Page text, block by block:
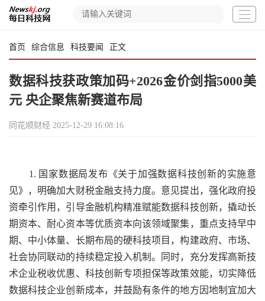
首页 综合信息 科技要闻 正文
数据科技获政策加码+2026金价剑指5000美
元 央企聚焦新赛道布局
同花顺财经 2025-12-29 16:08:16
1. 国家数据局发布《关于加强数据科技创新的实施意
见》，明确加大财税金融支持力度。意见提出，强化政府投
资牵引作用，引导金融机构精准赋能数据科技创新，撬动长
期资本、耐心资本等优质资本向该领域聚集，重点支持早中
期、中小体量、长期布局的硬科技项目，构建政府、市场、
社会协同联动的持续稳定投入机制。同时，充分发挥高新技
术企业税收优惠、科技创新专项担保等政策效能，切实降低
数据科技企业创新成本，并鼓励有条件的地方因地制宜加大